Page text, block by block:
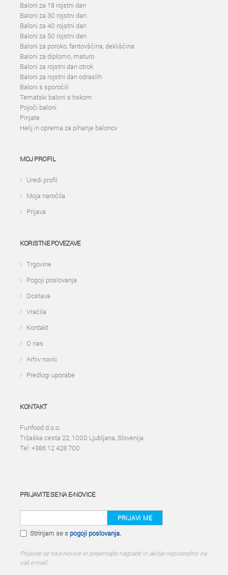
Baloni za 18 rojstni dan
Baloni za 30 rojstni dan
Baloni za 40 rojstni dan
Baloni za 50 rojstni dan
Baloni za poroko, fantovščina, dekliščina
Baloni za diplomo, maturo
Baloni za rojstni dan otrok
Baloni za rojstni dan odraslih
Baloni s sporočili
Tematski baloni s tiskom
Pojoči baloni
Pinjate
Helij in oprema za pihanje balonov
MOJ PROFIL
Uredi profil
Moja naročila
Prijava
KORISTNE POVEZAVE
Trgovine
Pogoji poslovanja
Dostava
Vračila
Kontakt
O nas
Arhiv novic
Predlogi uporabe
KONTAKT
Funfood d.o.o.
Tržaška cesta 22, 1000 Ljubljana, Slovenija
Tel: +386 12 428 700
PRIJAVITE SE NA E-NOVICE
PRIJAVI ME
Strinjam se s pogoji poslovanja.
Prijavite se na e-novice in prejemajte nagrade in akcije neposredno na
vaš e-mail.